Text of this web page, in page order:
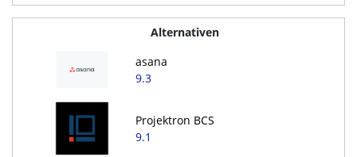
Alternativen
asana
9.3
Projektron BCS
9.1